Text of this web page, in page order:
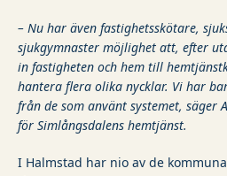
– Nu har även fastighetsskötare,
sjukgymnaster möjlighet att, efter
in fastigheten och hem till
hantera flera olika nycklar. Vi har
från de som använt systemet, säger
för Simlångsdalens hemtjänst.
I Halmstad har nio av de